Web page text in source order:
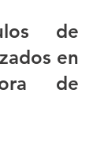
de
en
de